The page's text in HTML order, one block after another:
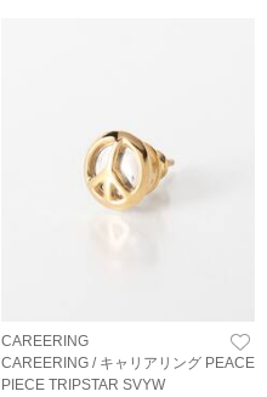
CAREERING
CAREERING / キャリアリング PEACE
PIECE TRIPSTAR SVYW